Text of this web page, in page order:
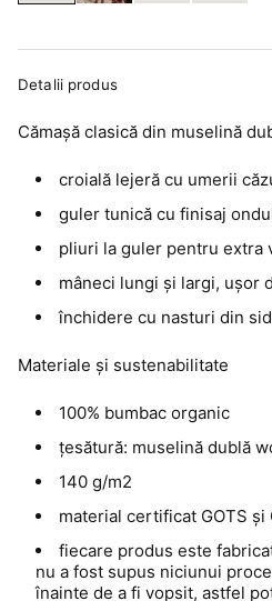
Detalii produs
Cămașă clasică din muselină
croială lejeră cu umerii
guler tunică cu finisaj
pliuri la guler pentru extra
mâneci lungi și largi, ușor
închidere cu nasturi din
Materiale și sustenabilitate
100% bumbac organic
țesătură: muselină dublă
140 g/m2
material certificat GOTS și
fiecare produs este
nu a fost supus niciunui
înainte de a fi vopsit, astfel